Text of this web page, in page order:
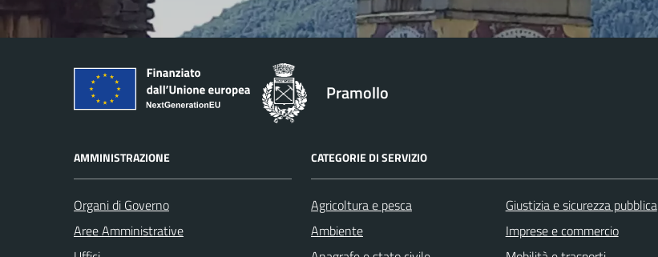
Pramollo
AMMINISTRAZIONE
Organi di Governo
Aree Amministrative
CATEGORIE DI SERVIZIO
Agricoltura e pesca
Ambiente
Giustizia e sicurezza pubblica
Imprese e commercio